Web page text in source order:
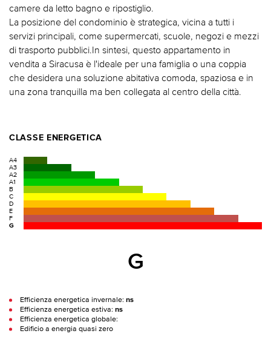
camere da letto bagno e ripostiglio.
La posizione del condominio è strategica, vicina a tutti i
servizi principali, come supermercati, scuole, negozi e mezzi
di trasporto pubblici.In sintesi, questo appartamento in
vendita a Siracusa è l'ideale per una famiglia o una coppia
che desidera una soluzione abitativa comoda, spaziosa e in
una zona tranquilla ma ben collegata al centro della città.
CLASSE ENERGETICA
A4
A3
A2
A1
B
C
D
E
F
G
G
Efficienza energetica invernale: ns
Efficienza energetica estiva: ns
Efficienza energetica globale:
Edificio a energia quasi zero